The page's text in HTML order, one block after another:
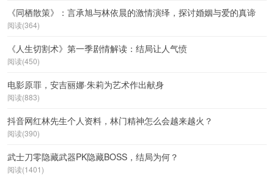
《同栖散策》：言承旭与林依晨的激情演绎，探讨婚姻与爱的真谛
阅读(364)
《人生切割术》第一季剧情解读：结局让人气愤
阅读(450)
电影原罪，安吉丽娜·朱莉为艺术作出献身
阅读(883)
抖音网红林先生个人资料，林门精神怎么会越来越火？
阅读(390)
武士刀零隐藏武器PK隐藏BOSS，结局为何？
阅读(1401)